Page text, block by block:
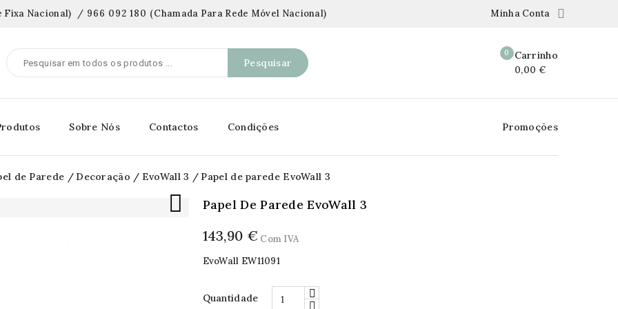
Fixa Nacional) / 966 092 180 (Chamada Para Rede Móvel Nacional) Minha Conta 
0 Carrinho
0,00 €
Pesquisar
Sobre Nós Contactos Condições Promoções
de Parede Decoração EvoWall 3 Papel de parede EvoWall 3
 Papel De Parede EvoWall 3
143,90 € Com IVA
EvoWall EW11091
Quantidade